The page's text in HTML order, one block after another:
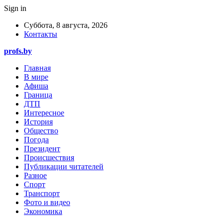
Sign in
Суббота, 8 августа, 2026
Контакты
profs.by
Главная
В мире
Афиша
Граница
ДТП
Интересное
История
Общество
Погода
Президент
Происшествия
Публикации читателей
Разное
Спорт
Транспорт
Фото и видео
Экономика